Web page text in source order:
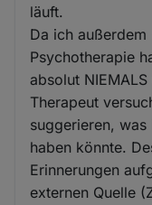
läuft.
Da ich
Psychotherapie
absolut
Therapeut
suggerieren,
haben könnte.
Erinnerungen
externen Quelle